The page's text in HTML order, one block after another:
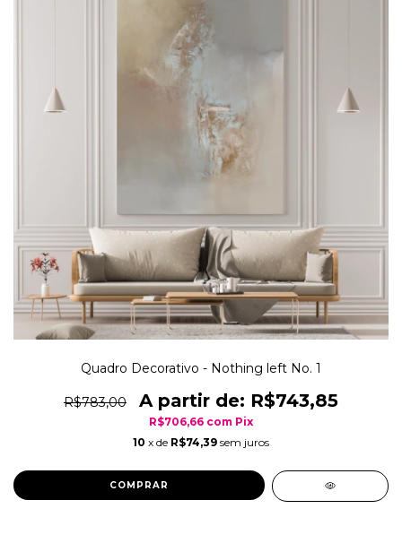
Quadro Decorativo - Nothing left No. 1
R$783,00 R$743,85
R$706,66 com Pix
10 x de R$74,39 sem juros
COMPRAR